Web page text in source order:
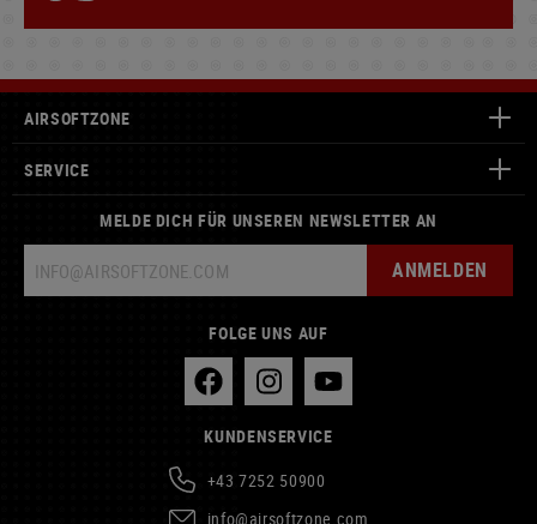
AIRSOFTZONE
SERVICE
MELDE DICH FÜR UNSEREN NEWSLETTER AN
ANMELDEN
FOLGE UNS AUF
KUNDENSERVICE
+43 7252 50900
info@airsoftzone.com